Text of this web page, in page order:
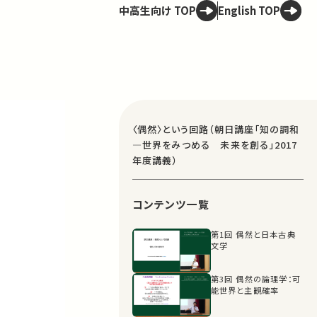
中高生向け TOP English TOP
〈偶然〉という回路（朝日講座「知の調和
―世界をみつめる 未来を創る」2017
年度講義）
コンテンツ一覧
第1回 偶然と日本古典
文学
第3回 偶然の論理学：可
能世界と主観確率